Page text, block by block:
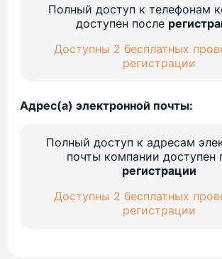
Полный доступ к телефонам
доступен после
Доступны 2 бесплатных
регистрации
Адрес(а) электронной почты:
Полный доступ к адресам
почты компании доступен
регистрации
Доступны 2 бесплатных
регистрации